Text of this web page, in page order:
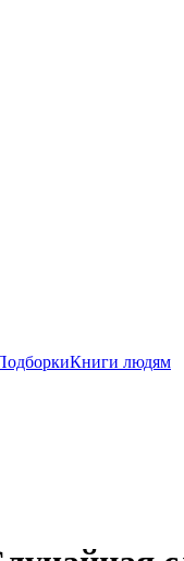
Книги людям